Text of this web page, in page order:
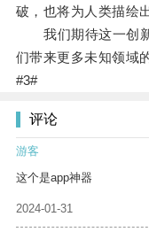
破，也将为人类描绘
我们期待这一创新
们带来更多未知领域
#3#
评论
游客
这个是app神器
2024-01-31